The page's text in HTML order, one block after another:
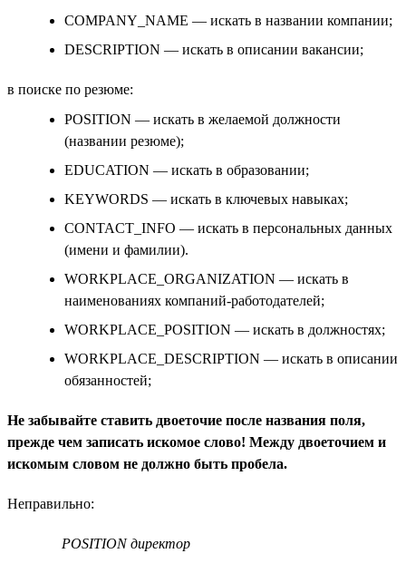
COMPANY_NAME — искать в названии компании;
DESCRIPTION — искать в описании вакансии;
в поиске по резюме:
POSITION — искать в желаемой должности
(названии резюме);
EDUCATION — искать в образовании;
KEYWORDS — искать в ключевых навыках;
CONTACT_INFO — искать в персональных данных
(имени и фамилии).
WORKPLACE_ORGANIZATION — искать в
наименованиях компаний-работодателей;
WORKPLACE_POSITION — искать в должностях;
WORKPLACE_DESCRIPTION — искать в описании
обязанностей;
Не забывайте ставить двоеточие после названия поля,
прежде чем записать искомое слово! Между двоеточием и
искомым словом не должно быть пробела.
Неправильно:
POSITION директор